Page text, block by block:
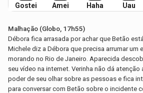
Gostei Amei Haha Uau
Malhação (Globo, 17h55)
Débora fica arrasada por achar que Betão
Michele diz a Débora que precisa arrumar um
morando no Rio de Janeiro. Aparecida
seu vídeo na internet. Verinha não dá atenção
poder de seu olhar sobre as pessoas e fica
para conversar com Betão sobre o incidente